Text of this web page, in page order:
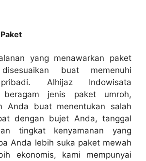
yang menawarkan paket
buat memenuhi
Alhijaz Indowisata
beragam jenis paket umroh,
Anda buat menentukan salah
dengan bujet Anda, tanggal
tingkat kenyamanan yang
Anda lebih suka paket mewah
ekonomis, kami mempunyai